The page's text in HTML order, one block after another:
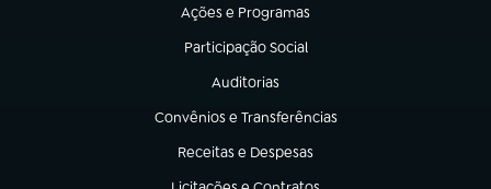
Ações e Programas
(abre em nova aba)
Participação Social
(abre em nova aba)
Auditorias
(abre em nova aba)
Convênios e Transferências
(abre em nova aba)
Receitas e Despesas
(abre em nova aba)